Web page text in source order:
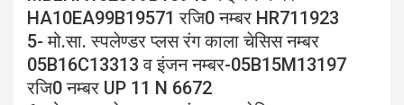
HA10EA99B19571 रजि0 नम्बर HR711923
5- मो.सा. स्पलेण्डर प्लस रंग काला चेसिस नम्बर
05B16C13313 व इंजन नम्बर-05B15M13197
रजि0 नम्बर UP 11 N 6672